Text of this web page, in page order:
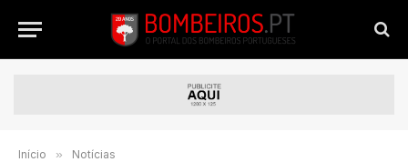
Início » Notícias